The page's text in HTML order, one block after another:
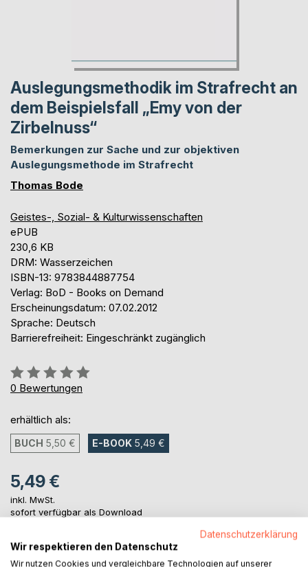
Auslegungsmethodik im Strafrecht an
dem Beispielsfall „Emy von der
Zirbelnuss“
Bemerkungen zur Sache und zur objektiven
Auslegungsmethode im Strafrecht
Thomas Bode
Geistes-, Sozial- & Kulturwissenschaften
ePUB
230,6 KB
DRM: Wasserzeichen
ISBN-13: 9783844887754
Verlag: BoD - Books on Demand
Erscheinungsdatum: 07.02.2012
Sprache: Deutsch
Barrierefreiheit: Eingeschränkt zugänglich
Bewertung::
0%
0 Bewertungen
erhältlich als:
BUCH 5,50 € E-BOOK 5,49 €
5,49 €
inkl. MwSt.
sofort verfügbar als Download
IN DEN WARENKORB
Datenschutzerklärung
Wir respektieren den Datenschutz
Wir nutzen Cookies und vergleichbare Technologien auf unserer